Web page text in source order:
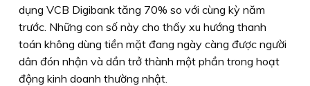
dụng VCB Digibank tăng 70% so với cùng kỳ năm
trước. Những con số này cho thấy xu hướng thanh
toán không dùng tiền mặt đang ngày càng được người
dân đón nhận và dần trở thành một phần trong hoạt
động kinh doanh thường nhật.